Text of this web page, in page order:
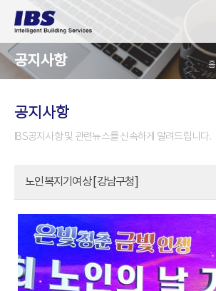
공지사항 홈
공지사항
IBS공지사항 및 관련뉴스를 신속하게 알려드립니다.
노인복지기여상 [강남구청]